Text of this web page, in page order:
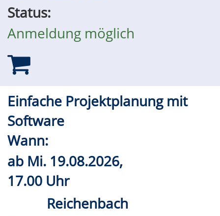
Status:
Anmeldung möglich
Einfache Projektplanung mit
Software
Wann:
ab Mi. 19.08.2026,
17.00 Uhr
Reichenbach